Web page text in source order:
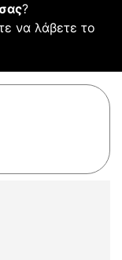
?
να λάβετε το